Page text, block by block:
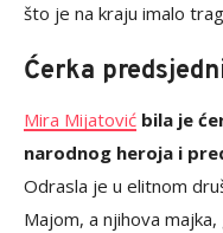
što je na kraju imalo
Ćerka
Mira Mijatović bila je
narodnog heroja i
Odrasla je u elitnom
Majom, a njihova